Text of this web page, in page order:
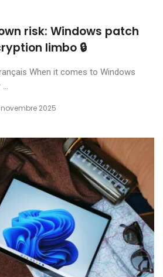
risk: Windows patch
limbo 🔒
When it comes to Windows
2025